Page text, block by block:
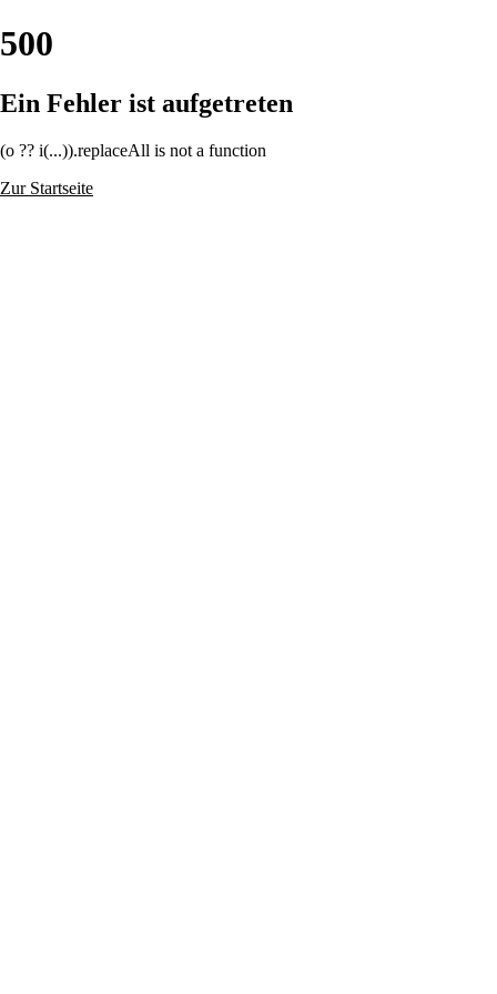
500
Ein Fehler ist aufgetreten
(o ?? i(...)).replaceAll is not a function
Zur Startseite